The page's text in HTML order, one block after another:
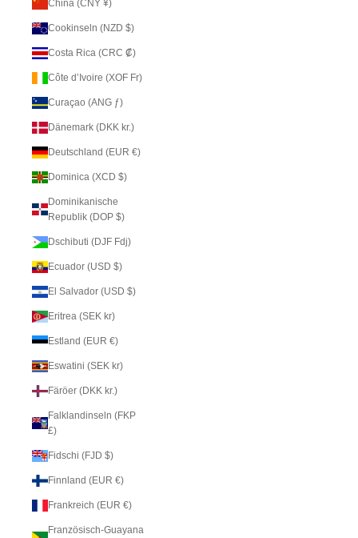
China (CNY ¥)
Cookinseln (NZD $)
Costa Rica (CRC ₡)
Côte d’Ivoire (XOF Fr)
Curaçao (ANG ƒ)
Dänemark (DKK kr.)
Deutschland (EUR €)
Dominica (XCD $)
Dominikanische
Republik (DOP $)
Dschibuti (DJF Fdj)
Ecuador (USD $)
El Salvador (USD $)
Eritrea (SEK kr)
Estland (EUR €)
Eswatini (SEK kr)
Färöer (DKK kr.)
Falklandinseln (FKP
£)
Fidschi (FJD $)
Finnland (EUR €)
Frankreich (EUR €)
Französisch-Guayana